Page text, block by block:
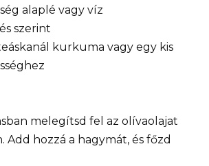
alaplé vagy víz
szerint
kurkuma vagy egy kis
melegítsd fel az olívaolajat
Add hozzá a hagymát, és főzd